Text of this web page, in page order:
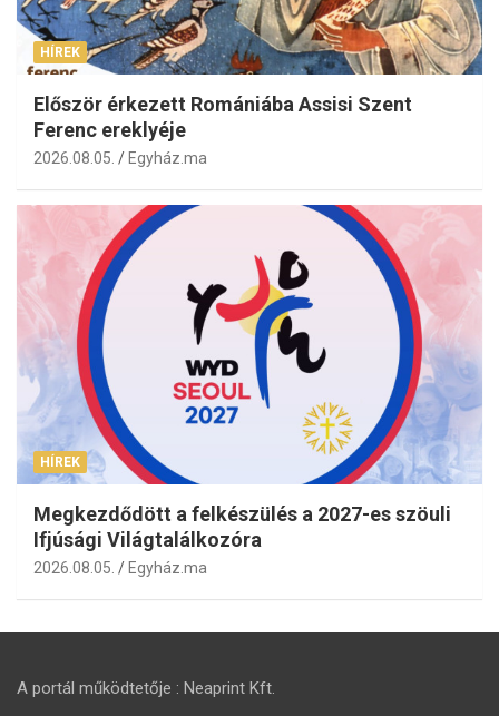
HÍREK
Először érkezett Romániába Assisi Szent
Ferenc ereklyéje
2026.08.05. Egyház.ma
HÍREK
Megkezdődött a felkészülés a 2027-es szöuli
Ifjúsági Világtalálkozóra
2026.08.05. Egyház.ma
A portál működtetője : Neaprint Kft.